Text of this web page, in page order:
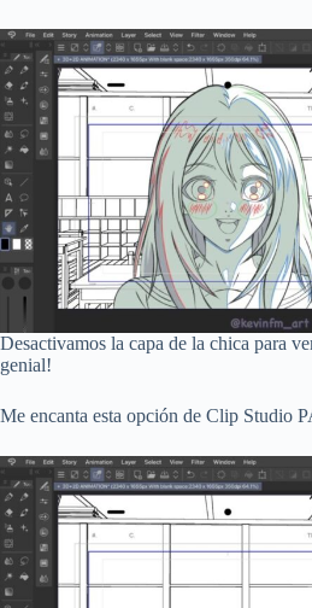
Desactivamos la capa de la chica para
genial!
Me encanta esta opción de Clip Studio